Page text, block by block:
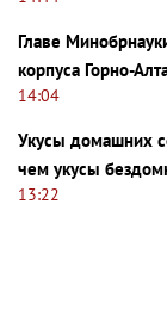
Главе
корпуса Горно-
14:04
Укусы домашних
чем укусы
13:22